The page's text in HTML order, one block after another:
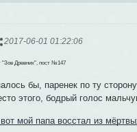
2017-06-01 01:22:06
"Зов Древних", пост №147
бы, паренек по ту
этого, бодрый голос
мой папа восстал из